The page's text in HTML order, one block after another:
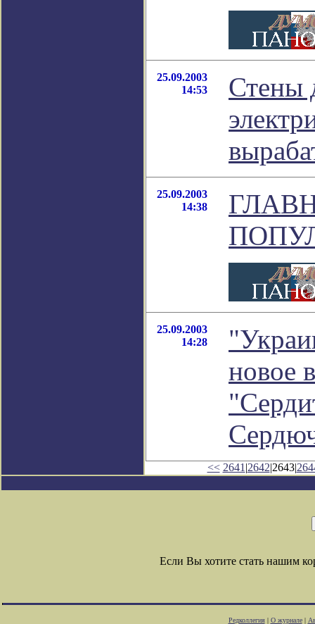
25.09.2003
14:53
Стены
25.09.2003
14:38
25.09.2003
14:28
новое
<< 2641 |2642|2643|
Если Вы хотите стать нашим
Редколлегия| О журнале|